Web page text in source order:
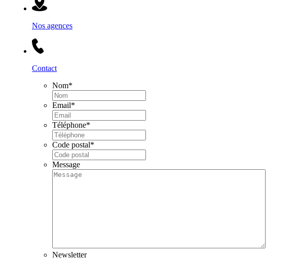
Nos agences
Contact
Nom*
Email*
Téléphone*
Code postal*
Message
Newsletter